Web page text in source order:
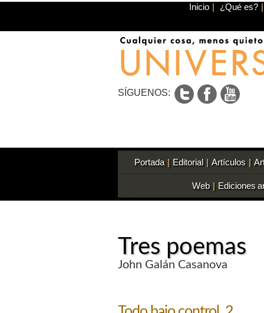
Inicio | ¿Qué es? |
SÍGUENOS:
Portada | Editorial | Artículos |
Web | Ediciones
Tres poemas
John Galán Casanova